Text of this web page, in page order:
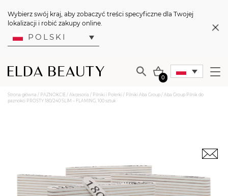
Wybierz swój kraj, aby zobaczyć treści specyficzne dla Twojej
lokalizacji i robić zakupy online.
POLSKI
0
Strona główna / PAZNOKCIE / Akcesoria / Pilniki i Polerki / Pilniki Aba Group / Aba Group Pilnik do
paznokci PROSTY 180/240 SLIM – FLAMING, 100 sztuk